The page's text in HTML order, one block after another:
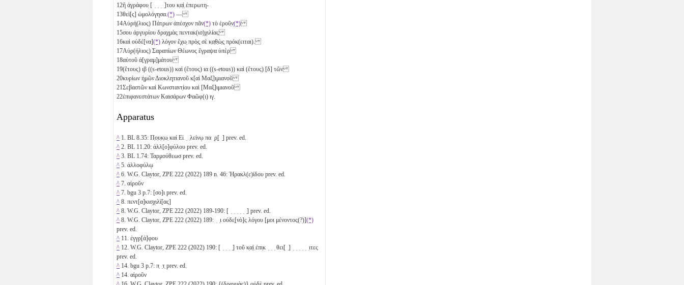
12ἢ ἀ̣γράφου̣ [ ̣ ̣ ̣ ̣]του κ̣α̣ὶ̣ ἐπερωτη-
13θεὶ[ς] ὡμολόγησα. (*) ―
14Αὐρή(λιος) Πάτρων ἀπέσχον πᾶν(*) τὸ ἑροῦ̣ν̣(*)
15σου ἀργυρίου δραχμὰς πεντακ(ισ)χιλίας
16καὶ οὐδέ[να](*) λόγον ἔχω̣ πρὸ̣ς̣ σὲ κ̣α̣θ̣ὼ̣ς̣ πρόκ(ειται).
17Αὐ̣ρ(ήλιος) Σαραπίων Θέωνος ἔγραψα ὑπὲρ
18αὐτοῦ ἀ[γραμ]μάτου
19(ἔτους) ιβ ((s-etous)) καὶ (ἔτους) ια ((s-etous)) καὶ (ἔτους) [δ] τῶν
20κυρίων ἡμῶν Διοκλητιανοῦ κ[αὶ Μαξ]ιμιανοῦ
21Σεβαστῶν καὶ Κωνσταντ̣ίου καὶ [Μαξ]ιμιανοῦ
22ἐπιφανεστάτων Καισάρων Φαῶφ(ι) ιγ
Apparatus
^ 1. BL 8.35: Π̣ο̣υ̣κ̣ω̣ καὶ Εἰ ̣ ̣λείνῳ πα ̣ρ̣[ ̣] prev. ed.
^ 2. BL 11.20: ἀλλ[ο]φύλου prev. ed.
^ 3. BL 1.74: Ταρμούθεωσ prev. ed.
^ 5. ἀλλοφύλῳ
^ 6. W.G. Claytor, ZPE 222 (2022) 189 n. 46: Ἡρακλ(ε)ίδου prev. ed.
^ 7. αἱροῦν
^ 7. bgu 3 p.7: [σο]ι prev. ed.
^ 8. πεντ[α]κισχιλί[ας]
^ 8. W.G. Claytor, ZPE 222 (2022) 189-190: [ ̣ ̣ ̣ ̣ ̣ ̣] prev. ed.
^ 8. W.G. Claytor, ZPE 222 (2022) 189: ̣ ̣ι οὐδε̣[νὸ]ς λόγου [μοι μένοντος(?)](*)
prev. ed.
^ 11. ἐγγρ[ά]φου
^ 12. W.G. Claytor, ZPE 222 (2022) 190: [ ̣ ̣ ̣ ̣] τοῦ κ̣α̣ὶ̣ ἐπι̣κ ̣ ̣ ̣ θει[ ̣] ̣ ̣ ̣ ̣ ̣ ̣ιτες
prev. ed.
^ 14. bgu 3 p.7: π̣ ̣τ̣ prev. ed.
^ 14. αἱροῦν